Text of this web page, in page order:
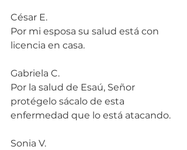
César E.
Por mi esposa su salud está con
licencia en casa.
Gabriela C.
Por la salud de Esaú, Señor
protégelo sácalo de esta
enfermedad que lo está atacando.
Sonia V.